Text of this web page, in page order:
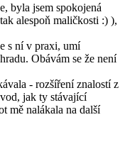
byla jsem spokojená
alespoň maličkosti :) ),
s ní v praxi, umí
Obávám se že není
- rozšíření znalostí z
jak ty stávající
mě nalákala na další